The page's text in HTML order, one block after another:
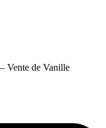
Vente de Vanille